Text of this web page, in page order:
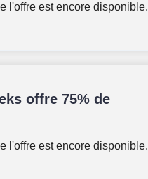
l'offre est encore disponible.
offre 75% de
l'offre est encore disponible.